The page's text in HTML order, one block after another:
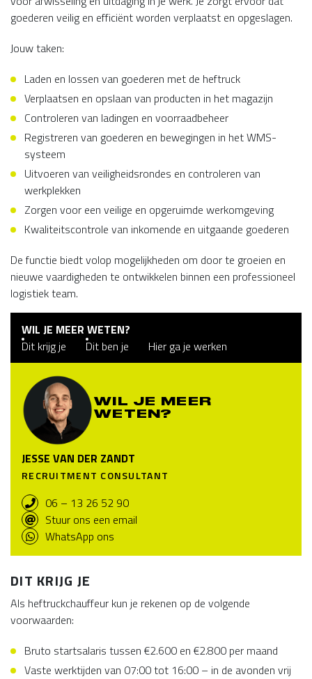
goederen veilig en efficiënt worden verplaatst en opgeslagen.
Jouw taken:
Laden en lossen van goederen met de heftruck
Verplaatsen en opslaan van producten in het magazijn
Controleren van ladingen en voorraadbeheer
Registreren van goederen en bewegingen in het WMS-
systeem
Uitvoeren van veiligheidsrondes en controleren van
werkplekken
Zorgen voor een veilige en opgeruimde werkomgeving
Kwaliteitscontrole van inkomende en uitgaande goederen
De functie biedt volop mogelijkheden om door te groeien en
nieuwe vaardigheden te ontwikkelen binnen een professioneel
logistiek team.
WIL JE MEER WETEN?
Dit krijg je
Dit ben je Hier ga je werken
WIL JE MEER
WETEN?
JESSE VAN DER ZANDT
RECRUITMENT CONSULTANT
06 – 13 26 52 90
Stuur ons een email
WhatsApp ons
DIT KRIJG JE
Als heftruckchauffeur kun je rekenen op de volgende
voorwaarden:
Bruto startsalaris tussen €2.600 en €2.800 per maand
Vaste werktijden van 07:00 tot 16:00 – in de avonden vrij